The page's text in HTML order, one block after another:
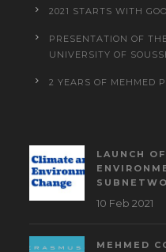
2021 STARTS WITH
PRESENTATION OF
UNIVERSITY OF
2 YEARS OF MEHMED
LAUNCH
10 Feb 2021
MEHMED